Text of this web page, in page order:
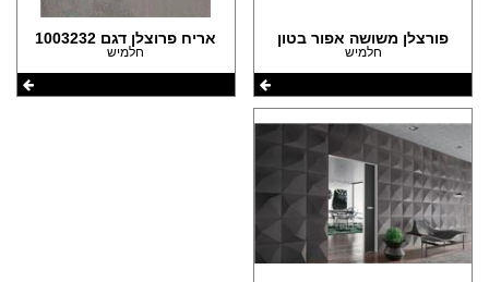
פורצלן משושה אפור בטון
חלמיש
אריח פרוצלן דגם 1003232
חלמיש